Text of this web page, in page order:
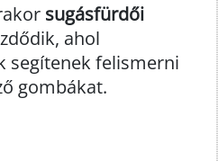
sugásfürdői
ahol
segítenek felismerni
gombákat.